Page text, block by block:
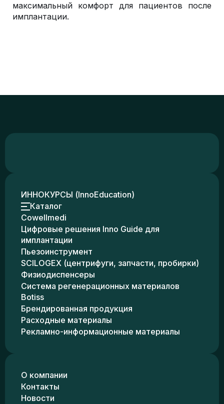
максимальный комфорт для пациентов после
имплантации.
ИННОКУРСЫ (InnoEducation)
Каталог
Cowellmedi
Цифровые решения Inno Guide для
имплантации
Пьезоинструмент
SCILOGEX (центрифуги, запчасти, пробирки)
Физиодиспенсеры
Система регенерационных материалов
Botiss
Брендированная продукция
Расходные материалы
Рекламно-информационные материалы
О компании
Контакты
Новости